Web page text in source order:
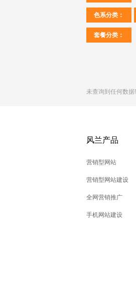
色系分类：
套餐分类：
未查询到任何数据!
风兰产品
营销型网站
营销型网站建设
全网营销推广
手机网站建设